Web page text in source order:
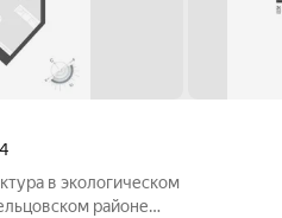
районе